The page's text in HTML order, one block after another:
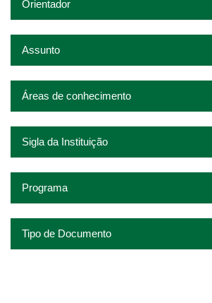
Orientador
Assunto
Áreas de conhecimento
Sigla da Instituição
Programa
Tipo de Documento